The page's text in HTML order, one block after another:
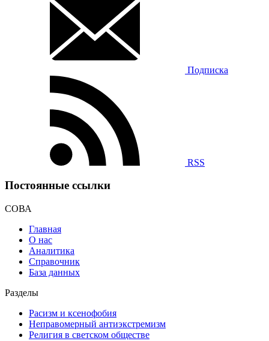
Подписка
RSS
Постоянные ссылки
СОВА
Главная
О нас
Аналитика
Справочник
База данных
Разделы
Расизм и ксенофобия
Неправомерный антиэкстремизм
Религия в светском обществе